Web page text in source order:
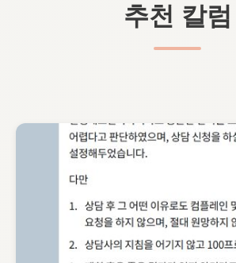
추천 칼럼